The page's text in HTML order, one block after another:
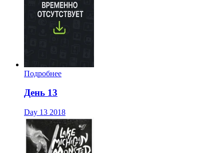
Подробнее
День 13
Day 13 2018